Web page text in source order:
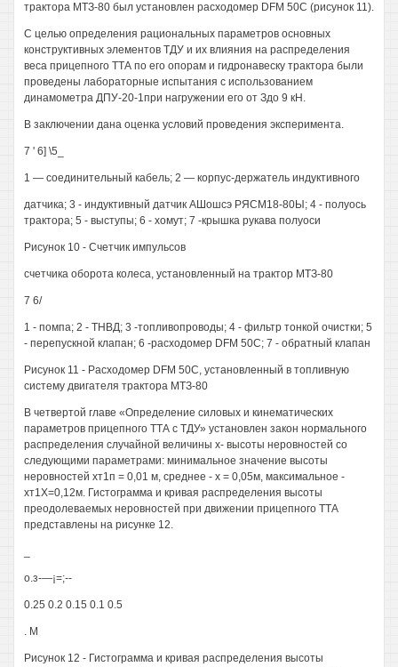
трактора МТЗ-80 был установлен расходомер DFM 50С (рисунок 11).
С целью определения рациональных параметров основных
конструктивных элементов ТДУ и их влияния на распределения
веса прицепного ТТА по его опорам и гидронавеску трактора были
проведены лабораторные испытания с использованием
динамометра ДПУ-20-1при нагружении его от Здо 9 кН.
В заключении дана оценка условий проведения эксперимента.
7 ' 6] \5_
1 — соединительный кабель; 2 — корпус-держатель индуктивного
датчика; 3 - индуктивный датчик АШошсэ РЯСМ18-80Ы; 4 - полуось
трактора; 5 - выступы; 6 - хомут; 7 -крышка рукава полуоси
Рисунок 10 - Счетчик импульсов
счетчика оборота колеса, установленный на трактор МТЗ-80
7 6/
1 - помпа; 2 - ТНВД; 3 -топливопроводы; 4 - фильтр тонкой очистки; 5
- перепускной клапан; 6 -расходомер DFM 50С; 7 - обратный клапан
Рисунок 11 - Расходомер DFM 50С, установленный в топливную
систему двигателя трактора МТЗ-80
В четвертой главе «Определение силовых и кинематических
параметров прицепного ТТА с ТДУ» установлен закон нормального
распределения случайной величины х- высоты неровностей со
следующими параметрами: минимальное значение высоты
неровностей хт1п = 0,01 м, среднее - х = 0,05м, максимальное -
хт1Х=0,12м. Гистограмма и кривая распределения высоты
преодолеваемых неровностей при движении прицепного ТТА
представлены на рисунке 12.
о.з-—¡=;--
0.25 0.2 0.15 0.1 0.5
. М
Рисунок 12 - Гистограмма и кривая распределения высоты